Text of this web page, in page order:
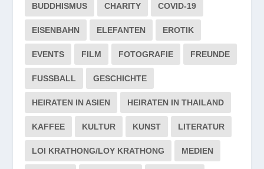
BUDDHISMUS CHARITY COVID-19
EISENBAHN ELEFANTEN EROTIK
EVENTS FILM FOTOGRAFIE FREUNDE
FUSSBALL GESCHICHTE
HEIRATEN IN ASIEN HEIRATEN IN THAILAND
KAFFEE KULTUR KUNST LITERATUR
LOI KRATHONG/LOY KRATHONG MEDIEN